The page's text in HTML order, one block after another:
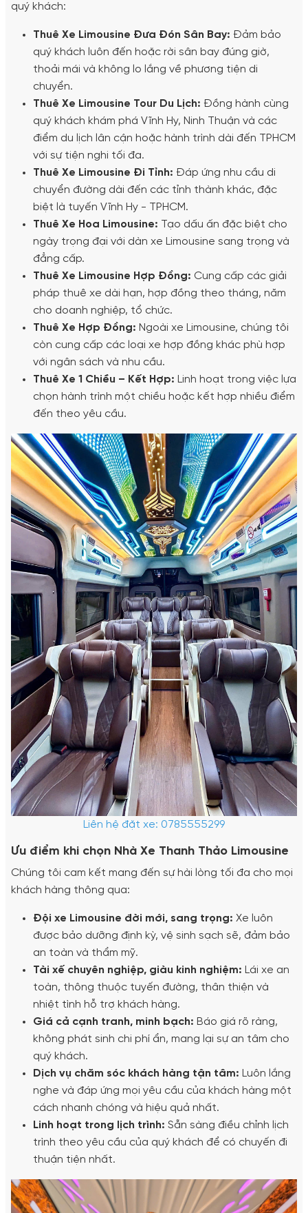
quý khách:
Thuê Xe Limousine Đưa Đón Sân Bay: Đảm bảo
quý khách luôn đến hoặc rời sân bay đúng giờ,
thoải mái và không lo lắng về phương tiện di
chuyển.
Thuê Xe Limousine Tour Du Lịch: Đồng hành cùng
quý khách khám phá Vĩnh Hy, Ninh Thuận và các
điểm du lịch lân cận hoặc hành trình dài đến TPHCM
với sự tiện nghi tối đa.
Thuê Xe Limousine Đi Tỉnh: Đáp ứng nhu cầu di
chuyển đường dài đến các tỉnh thành khác, đặc
biệt là tuyến Vĩnh Hy - TPHCM.
Thuê Xe Hoa Limousine: Tạo dấu ấn đặc biệt cho
ngày trọng đại với dàn xe Limousine sang trọng và
đẳng cấp.
Thuê Xe Limousine Hợp Đồng: Cung cấp các giải
pháp thuê xe dài hạn, hợp đồng theo tháng, năm
cho doanh nghiệp, tổ chức.
Thuê Xe Hợp Đồng: Ngoài xe Limousine, chúng tôi
còn cung cấp các loại xe hợp đồng khác phù hợp
với ngân sách và nhu cầu.
Thuê Xe 1 Chiều – Kết Hợp: Linh hoạt trong việc lựa
chọn hành trình một chiều hoặc kết hợp nhiều điểm
đến theo yêu cầu.
Liên hệ đặt xe: 0785555299
Ưu điểm khi chọn Nhà Xe Thanh Thảo Limousine
Chúng tôi cam kết mang đến sự hài lòng tối đa cho mọi
khách hàng thông qua:
Đội xe Limousine đời mới, sang trọng: Xe luôn
được bảo dưỡng định kỳ, vệ sinh sạch sẽ, đảm bảo
an toàn và thẩm mỹ.
Tài xế chuyên nghiệp, giàu kinh nghiệm: Lái xe an
toàn, thông thuộc tuyến đường, thân thiện và
nhiệt tình hỗ trợ khách hàng.
Giá cả cạnh tranh, minh bạch: Báo giá rõ ràng,
không phát sinh chi phí ẩn, mang lại sự an tâm cho
quý khách.
Dịch vụ chăm sóc khách hàng tận tâm: Luôn lắng
nghe và đáp ứng mọi yêu cầu của khách hàng một
cách nhanh chóng và hiệu quả nhất.
Linh hoạt trong lịch trình: Sẵn sàng điều chỉnh lịch
trình theo yêu cầu của quý khách để có chuyến đi
thuận tiện nhất.